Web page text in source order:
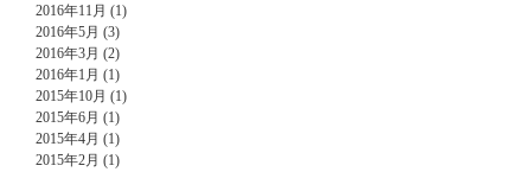
2016年11月 (1)
2016年5月 (3)
2016年3月 (2)
2016年1月 (1)
2015年10月 (1)
2015年6月 (1)
2015年4月 (1)
2015年2月 (1)